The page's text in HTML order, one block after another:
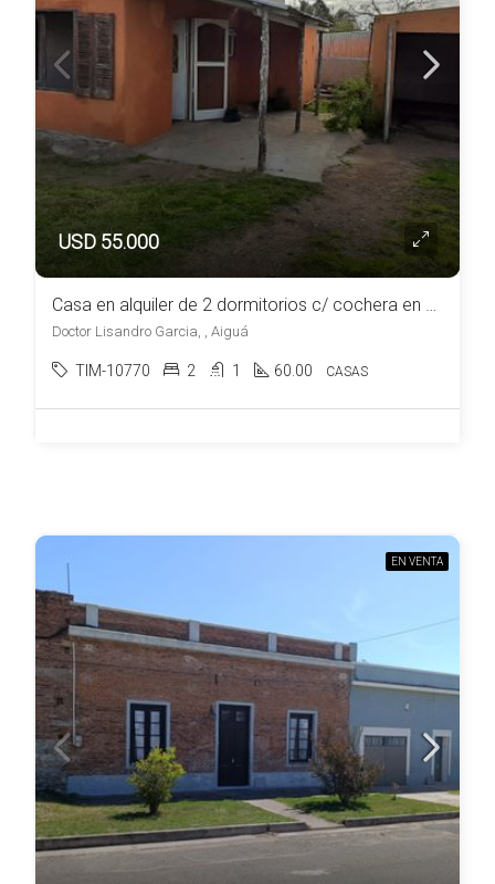
USD 55.000
Casa en alquiler de 2 dormitorios c/ cochera en Aiguá
Doctor Lisandro Garcia, , Aiguá
TIM-10770 2 1 60.00 CASAS
EN VENTA